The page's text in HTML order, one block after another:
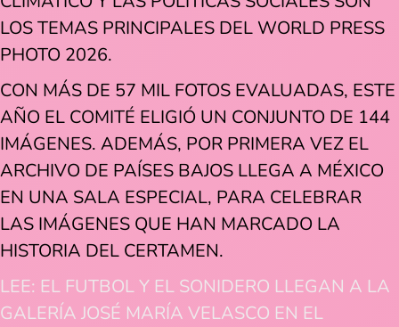
LOS TEMAS PRINCIPALES DEL WORLD PRESS
PHOTO 2026.
CON MÁS DE 57 MIL FOTOS EVALUADAS, ESTE
AÑO EL COMITÉ ELIGIÓ UN CONJUNTO DE 144
IMÁGENES. ADEMÁS, POR PRIMERA VEZ EL
ARCHIVO DE PAÍSES BAJOS LLEGA A MÉXICO
EN UNA SALA ESPECIAL, PARA CELEBRAR
LAS IMÁGENES QUE HAN MARCADO LA
HISTORIA DEL CERTAMEN.
LEE: EL FUTBOL Y EL SONIDERO LLEGAN A LA
GALERÍA JOSÉ MARÍA VELASCO EN EL